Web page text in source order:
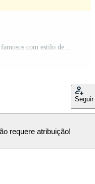
viajar para o mundo com monumentos famosos com estilo de esboço desenhado à mão com sinal de vôo de avião a jato e mapa do mundo para banner de cartaz de viagens e ilustração vetorial de design de cartão postal. Vetor Pro
Seguir
requere atribuição!